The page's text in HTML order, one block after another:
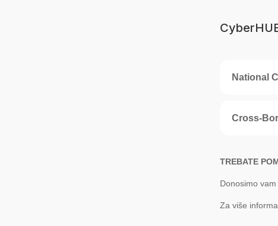
National
Cross-
TREBATE
Donosimo
Za više